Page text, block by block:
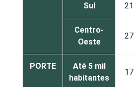
Sul 21
Centro-
Oeste
27
PORTE
Até 5 mil
habitantes
17